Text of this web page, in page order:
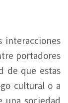
interacciones
portadores
de que estas
cultural o a
sociedad